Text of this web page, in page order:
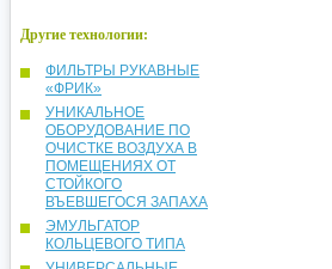
Другие технологии:
ФИЛЬТРЫ РУКАВНЫЕ
«ФРИК»
УНИКАЛЬНОЕ
ОБОРУДОВАНИЕ ПО
ОЧИСТКЕ ВОЗДУХА В
ПОМЕЩЕНИЯХ ОТ
СТОЙКОГО
ВЪЕВШЕГОСЯ ЗАПАХА
ЭМУЛЬГАТОР
КОЛЬЦЕВОГО ТИПА